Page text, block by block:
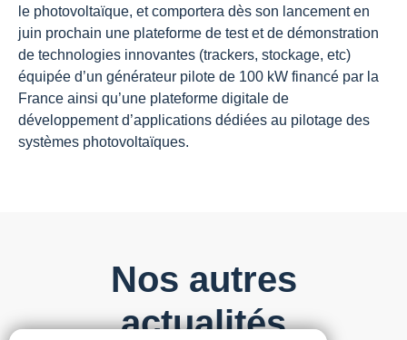
le photovoltaïque, et comportera dès son lancement en
juin prochain une plateforme de test et de démonstration
de technologies innovantes (trackers, stockage, etc)
équipée d’un générateur pilote de 100 kW financé par la
France ainsi qu’une plateforme digitale de
développement d’applications dédiées au pilotage des
systèmes photovoltaïques.
Nos autres
actualités